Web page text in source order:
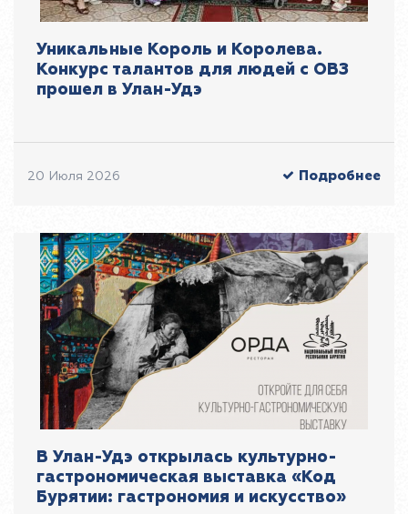
Уникальные Король и Королева.
Конкурс талантов для людей с ОВЗ
прошел в Улан-Удэ
20 Июля 2026 Подробнее
В Улан-Удэ открылась культурно-
гастрономическая выставка «Код
Бурятии: гастрономия и искусство»